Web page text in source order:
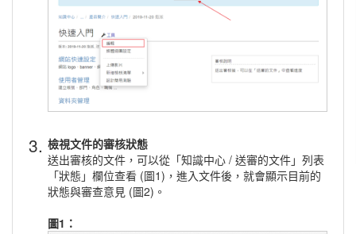
3. 檢視文件的審核狀態
送出審核的文件，可以從「知識中心 / 送審的文件」列表
「狀態」欄位查看 (圖1)，進入文件後，就會顯示目前的
狀態與審查意見 (圖2)。
圖1：